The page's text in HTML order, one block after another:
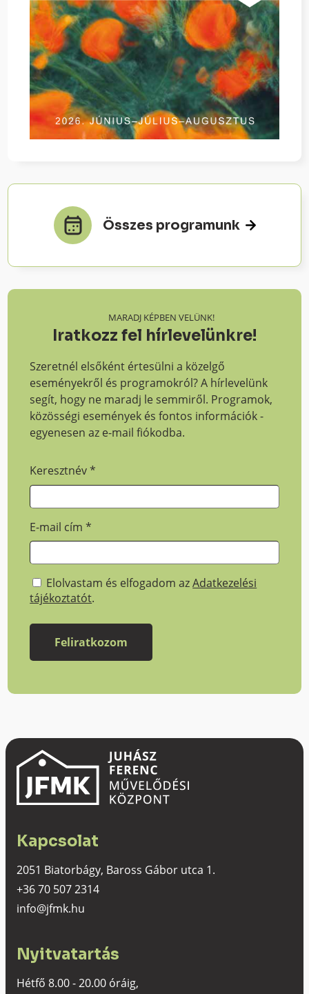
Összes programunk
MARADJ KÉPBEN VELÜNK!
Iratkozz fel hírlevelünkre!
Szeretnél elsőként értesülni a közelgő
eseményekről és programokról? A hírlevelünk
segít, hogy ne maradj le semmiről. Programok,
közösségi események és fontos információk -
egyenesen az e-mail fiókodba.
Keresztnév*
E-mail cím*
Elolvastam és elfogadom azAdatkezelési
tájékoztatót.
Kapcsolat
2051 Biatorbágy, Baross Gábor utca 1.
+36 70 507 2314
info@jfmk.hu
Nyitvatartás
Hétfő 8.00 - 20.00 óráig,